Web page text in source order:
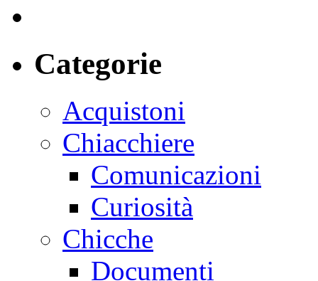
Categorie
Acquistoni
Chiacchiere
Comunicazioni
Curiosità
Chicche
Documenti